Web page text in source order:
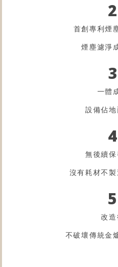
2
首創專利煙
煙塵濾淨
3
一體
設備佔
4
無後續
沒有耗材不
5
改造
不破壞傳統金